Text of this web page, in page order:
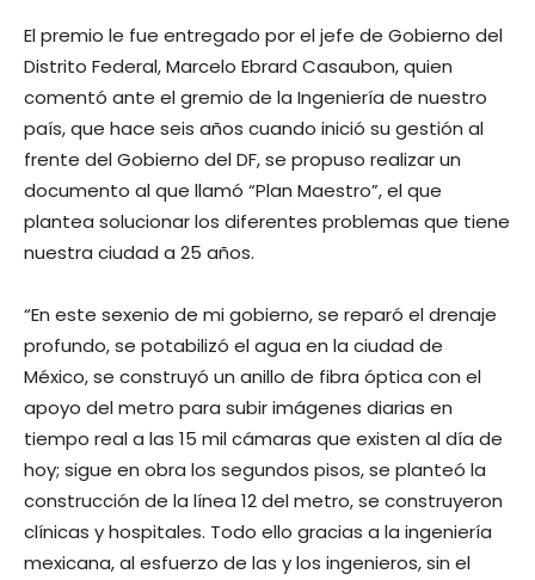
El premio le fue entregado por el jefe de Gobierno del
Distrito Federal, Marcelo Ebrard Casaubon, quien
comentó ante el gremio de la Ingeniería de nuestro
país, que hace seis años cuando inició su gestión al
frente del Gobierno del DF, se propuso realizar un
documento al que llamó “Plan Maestro”, el que
plantea solucionar los diferentes problemas que tiene
nuestra ciudad a 25 años.
“En este sexenio de mi gobierno, se reparó el drenaje
profundo, se potabilizó el agua en la ciudad de
México, se construyó un anillo de fibra óptica con el
apoyo del metro para subir imágenes diarias en
tiempo real a las 15 mil cámaras que existen al día de
hoy; sigue en obra los segundos pisos, se planteó la
construcción de la línea 12 del metro, se construyeron
clínicas y hospitales. Todo ello gracias a la ingeniería
mexicana, al esfuerzo de las y los ingenieros, sin el